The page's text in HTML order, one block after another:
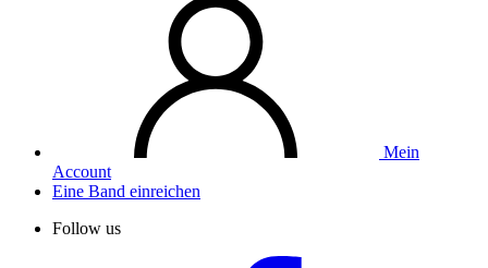
Mein
Account
Eine Band einreichen
Follow us